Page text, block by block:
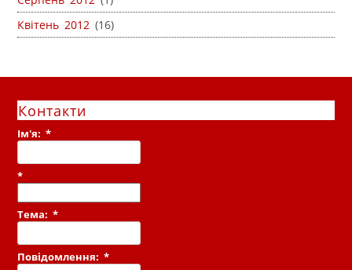
Квітень 2012 (16)
Контакти
Ім'я:*
*
Тема:*
Повідомлення:*